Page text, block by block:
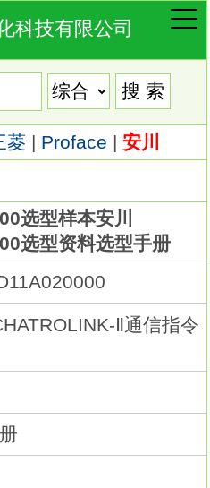
科技有限公司
菱| Proface | 安川
选型样本安川
选型资料选型手册
Ⅱ通信指令